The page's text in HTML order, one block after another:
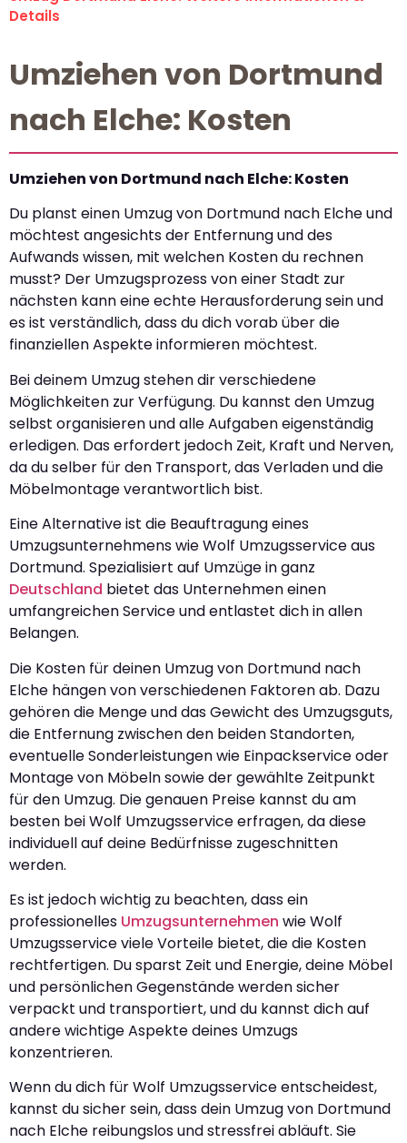
Details
Umziehen von Dortmund
nach Elche: Kosten
Umziehen von Dortmund nach Elche: Kosten
Du planst einen Umzug von Dortmund nach Elche und
möchtest angesichts der Entfernung und des
Aufwands wissen, mit welchen Kosten du rechnen
musst? Der Umzugsprozess von einer Stadt zur
nächsten kann eine echte Herausforderung sein und
es ist verständlich, dass du dich vorab über die
finanziellen Aspekte informieren möchtest.
Bei deinem Umzug stehen dir verschiedene
Möglichkeiten zur Verfügung. Du kannst den Umzug
selbst organisieren und alle Aufgaben eigenständig
erledigen. Das erfordert jedoch Zeit, Kraft und Nerven,
da du selber für den Transport, das Verladen und die
Möbelmontage verantwortlich bist.
Eine Alternative ist die Beauftragung eines
Umzugsunternehmens wie Wolf Umzugsservice aus
Dortmund. Spezialisiert auf Umzüge in ganz
Deutschland bietet das Unternehmen einen
umfangreichen Service und entlastet dich in allen
Belangen.
Die Kosten für deinen Umzug von Dortmund nach
Elche hängen von verschiedenen Faktoren ab. Dazu
gehören die Menge und das Gewicht des Umzugsguts,
die Entfernung zwischen den beiden Standorten,
eventuelle Sonderleistungen wie Einpackservice oder
Montage von Möbeln sowie der gewählte Zeitpunkt
für den Umzug. Die genauen Preise kannst du am
besten bei Wolf Umzugsservice erfragen, da diese
individuell auf deine Bedürfnisse zugeschnitten
werden.
Es ist jedoch wichtig zu beachten, dass ein
professionelles Umzugsunternehmen wie Wolf
Umzugsservice viele Vorteile bietet, die die Kosten
rechtfertigen. Du sparst Zeit und Energie, deine Möbel
und persönlichen Gegenstände werden sicher
verpackt und transportiert, und du kannst dich auf
andere wichtige Aspekte deines Umzugs
konzentrieren.
Wenn du dich für Wolf Umzugsservice entscheidest,
kannst du sicher sein, dass dein Umzug von Dortmund
nach Elche reibungslos und stressfrei abläuft. Sie